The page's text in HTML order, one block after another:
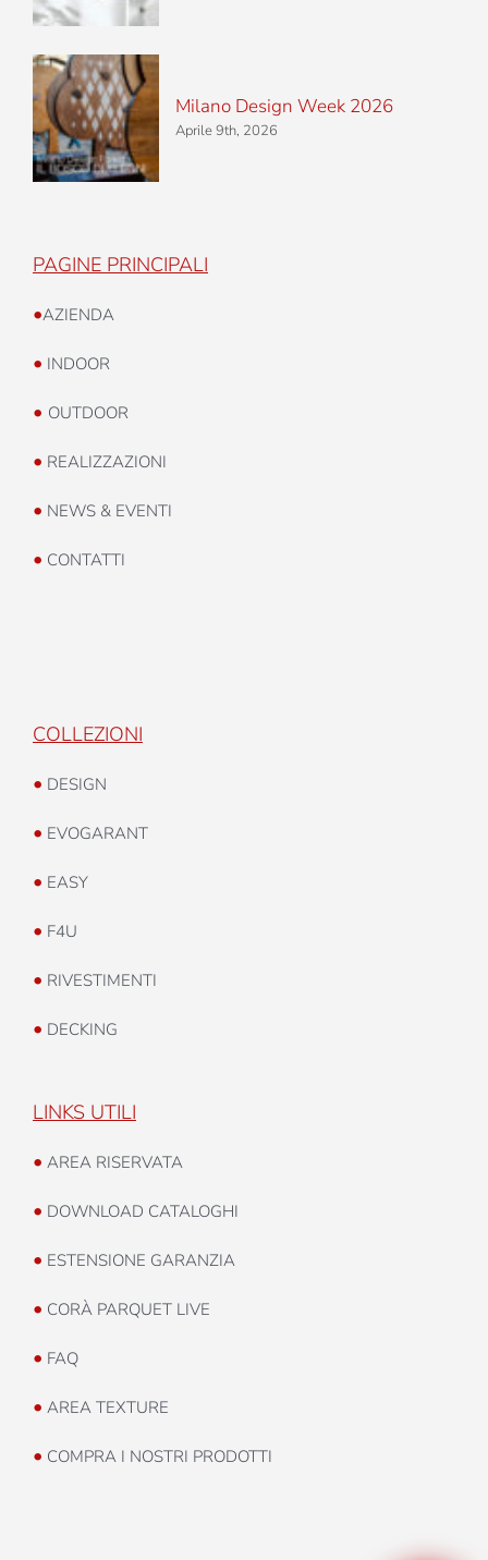
Milano Design Week 2026
Aprile 9th, 2026
PAGINE PRINCIPALI
•AZIENDA
• INDOOR
• OUTDOOR
• REALIZZAZIONI
• NEWS & EVENTI
• CONTATTI
COLLEZIONI
• DESIGN
• EVOGARANT
• EASY
• F4U
• RIVESTIMENTI
• DECKING
LINKS UTILI
• AREA RISERVATA
• DOWNLOAD CATALOGHI
• ESTENSIONE GARANZIA
• CORÀ PARQUET LIVE
• FAQ
• AREA TEXTURE
• COMPRA I NOSTRI PRODOTTI